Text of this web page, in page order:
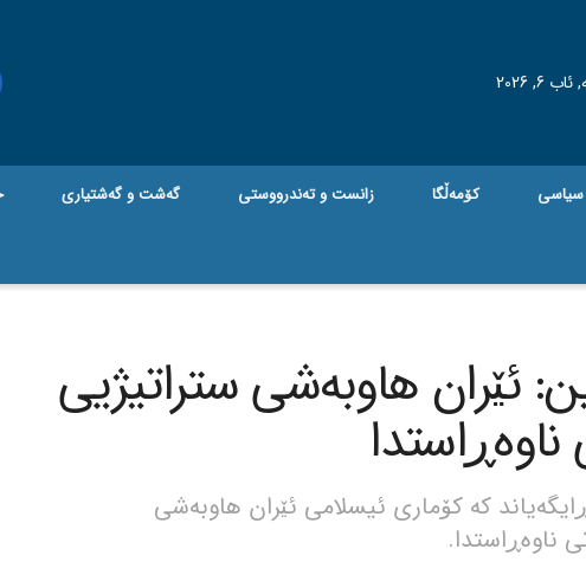
6, 2026
سیاسی کۆمەڵگا زانست و تەندرووستی گه‌شت و گه‌شتیاری
ئێران هاوبەشی ستراتیژیی
کە کۆماری ئیسلامی ئێران هاوبەشی
ناوەڕاستدا.